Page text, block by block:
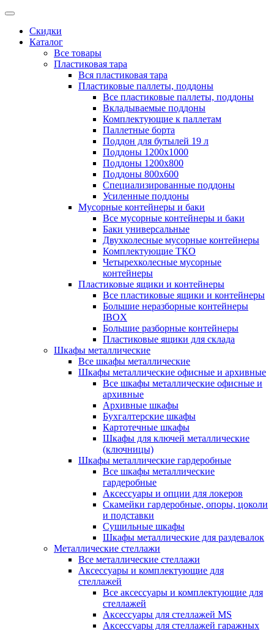
Скидки
Каталог
Все товары
Пластиковая тара
Вся пластиковая тара
Пластиковые паллеты, поддоны
Все пластиковые паллеты, поддоны
Вкладываемые поддоны
Комплектующие к паллетам
Паллетные борта
Поддон для бутылей 19 л
Поддоны 1200х1000
Поддоны 1200х800
Поддоны 800х600
Специализированные поддоны
Усиленные поддоны
Мусорные контейнеры и баки
Все мусорные контейнеры и баки
Баки универсальные
Двухколесные мусорные контейнеры
Комплектующие ТКО
Четырехколесные мусорные
контейнеры
Пластиковые ящики и контейнеры
Все пластиковые ящики и контейнеры
Большие неразборные контейнеры
IBOX
Большие разборные контейнеры
Пластиковые ящики для склада
Шкафы металлические
Все шкафы металлические
Шкафы металлические офисные и архивные
Все шкафы металлические офисные и
архивные
Архивные шкафы
Бухгалтерские шкафы
Картотечные шкафы
Шкафы для ключей металлические
(ключницы)
Шкафы металлические гардеробные
Все шкафы металлические
гардеробные
Аксессуары и опции для локеров
Скамейки гардеробные, опоры, цоколи
и подставки
Сушильные шкафы
Шкафы металлические для раздевалок
Металлические стеллажи
Все металлические стеллажи
Аксессуары и комплектующие для
стеллажей
Все аксессуары и комплектующие для
стеллажей
Аксессуары для стеллажей MS
Аксессуары для стеллажей гаражных